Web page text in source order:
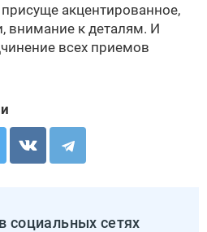
акцентированное,
внимание к деталям. И
всех приемов
социальных сетях